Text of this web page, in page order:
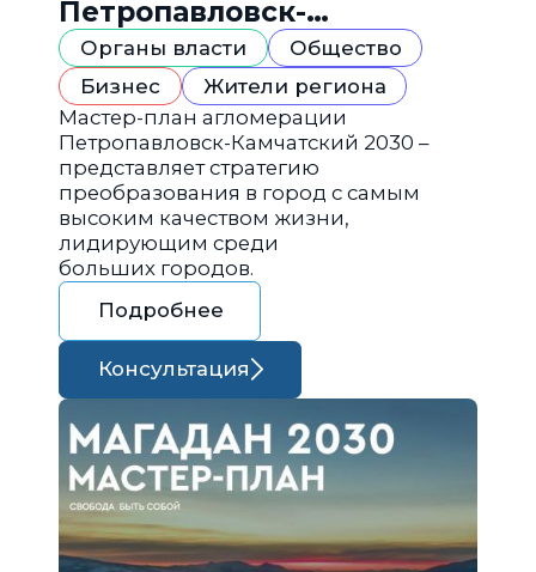
Петропавловск-
Камчатский 2030
Органы власти
Общество
Бизнес
Жители региона
Мастер-план агломерации
Петропавловск-Камчатский 2030 –
представляет стратегию
преобразования в город с самым
высоким качеством жизни,
лидирующим среди
больших городов.
Подробнее
Консультация